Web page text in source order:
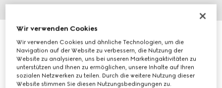
Mittelgroße GG Emblem Umhängetasche
€ 1.190
Wir verwenden Cookies
Wir verwenden Cookies und ähnliche Technologien, um die
Navigation auf der Website zu verbessern, die Nutzung der
Website zu analysieren, uns bei unseren Marketingaktivitäten zu
unterstützen und Ihnen zu ermöglichen, unsere Inhalte auf Ihren
sozialen Netzwerken zu teilen. Durch die weitere Nutzung dieser
Website stimmen Sie diesen Nutzungsbedingungen zu.